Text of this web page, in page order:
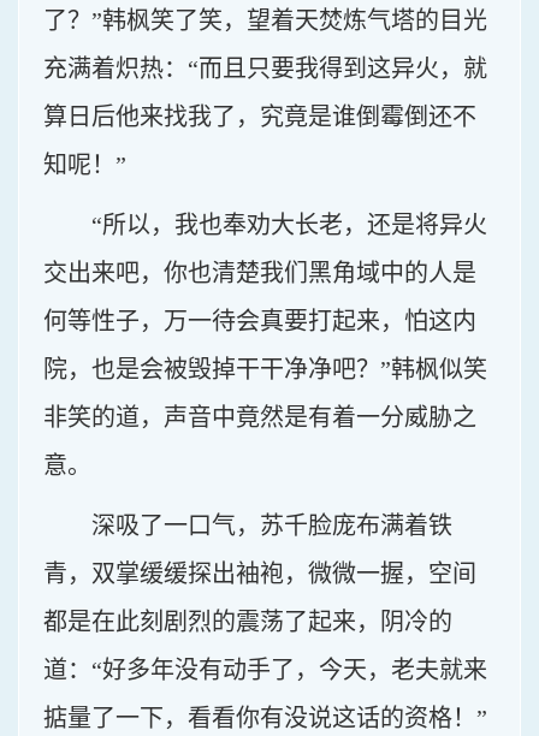
了？”韩枫笑了笑，望着天焚炼气塔的目光
充满着炽热：“而且只要我得到这异火，就
算日后他来找我了，究竟是谁倒霉倒还不
知呢！”
“所以，我也奉劝大长老，还是将异火
交出来吧，你也清楚我们黑角域中的人是
何等性子，万一待会真要打起来，怕这内
院，也是会被毁掉干干净净吧？”韩枫似笑
非笑的道，声音中竟然是有着一分威胁之
意。
深吸了一口气，苏千脸庞布满着铁
青，双掌缓缓探出袖袍，微微一握，空间
都是在此刻剧烈的震荡了起来，阴冷的
道：“好多年没有动手了，今天，老夫就来
掂量了一下，看看你有没说这话的资格！”